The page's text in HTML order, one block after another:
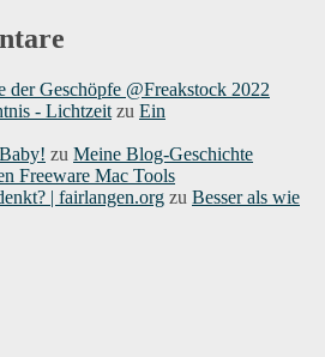
der Geschöpfe @Freakstock 2022
- Lichtzeit zu Ein
zu Meine Blog-Geschichte
Freeware Mac Tools
| fairlangen.org zu Besser als wie